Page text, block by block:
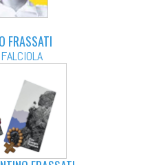
FRASSATI